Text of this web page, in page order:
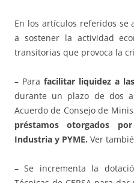
En los artículos referidos se
a sostener la actividad
transitorias que provoca la
– Para facilitar liquidez a
durante un plazo de dos
Acuerdo de Consejo de
préstamos otorgados
Industria y PYME. Ver
– Se incrementa la